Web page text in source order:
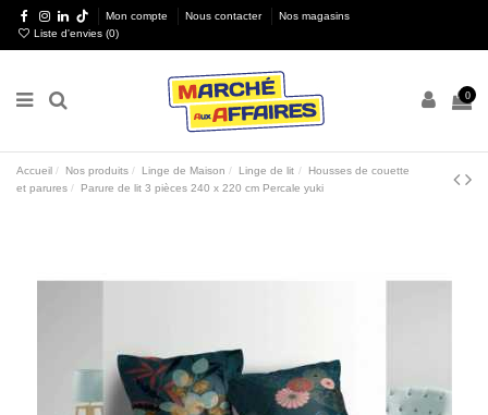
Mon compte Nous contacter
Nos magasins
Liste d'envies (0)
0
Accueil Nos produits Linge de Maison Linge de lit
Housses de couette
et parures
Parure de lit 3 pièces 240 x 220 cm Percale yuki